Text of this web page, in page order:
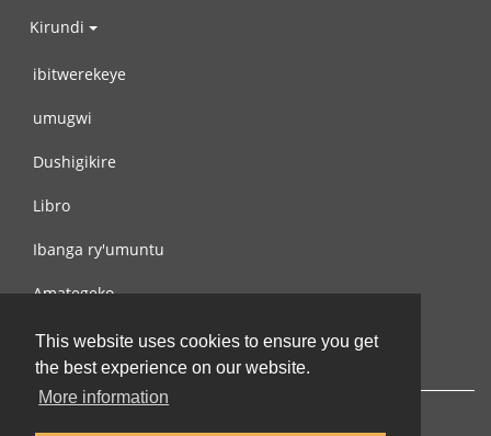
This website uses cookies to ensure you get
the best experience on our website.
More information
Kirundi
ibitwerekeye
umugwi
Dushigikire
Libro
Ibanga ry'umuntu
Amategeko
Turondere